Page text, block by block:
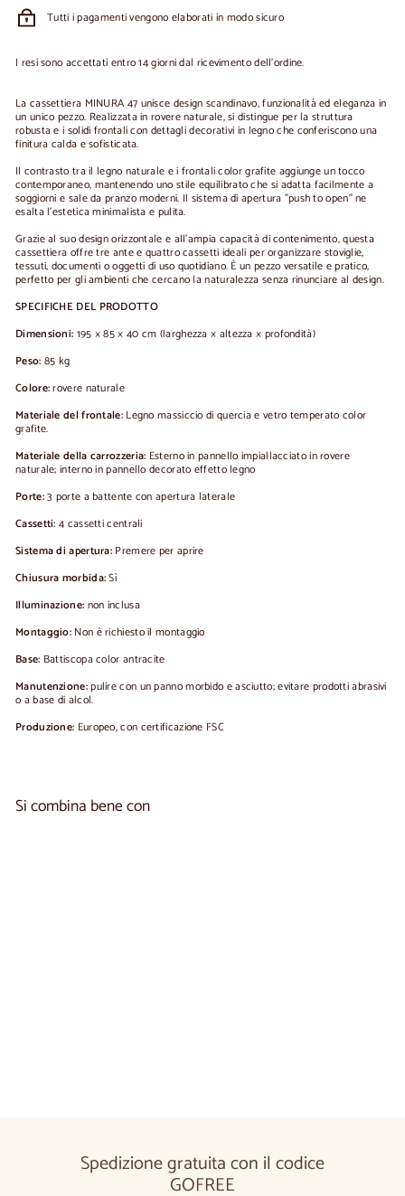
Tutti i pagamenti vengono elaborati in modo sicuro
I resi sono accettati entro 14 giorni dal ricevimento dell'ordine.
La cassettiera MINURA 47 unisce design scandinavo, funzionalità ed eleganza in
un unico pezzo. Realizzata in rovere naturale, si distingue per la struttura
robusta e i solidi frontali con dettagli decorativi in legno che conferiscono una
finitura calda e sofisticata.
Il contrasto tra il legno naturale e i frontali color grafite aggiunge un tocco
contemporaneo, mantenendo uno stile equilibrato che si adatta facilmente a
soggiorni e sale da pranzo moderni. Il sistema di apertura "push to open" ne
esalta l'estetica minimalista e pulita.
Grazie al suo design orizzontale e all'ampia capacità di contenimento, questa
cassettiera offre tre ante e quattro cassetti ideali per organizzare stoviglie,
tessuti, documenti o oggetti di uso quotidiano. È un pezzo versatile e pratico,
perfetto per gli ambienti che cercano la naturalezza senza rinunciare al design.
SPECIFICHE DEL PRODOTTO
Dimensioni: 195 × 85 × 40 cm (larghezza × altezza × profondità)
Peso: 85 kg
Colore:rovere naturale
Materiale del frontale:Legno massiccio di quercia e vetro temperato color
grafite.
Materiale della carrozzeria: Esterno in pannello impiallacciato in rovere
naturale; interno in pannello decorato effetto legno
Porte:3 porte a battente con apertura laterale
Cassetti: 4 cassetti centrali
Sistema di apertura: Premere per aprire
Chiusura morbida:Sì
Illuminazione: non inclusa
Montaggio: Non è richiesto il montaggio
Base: Battiscopa color antracite
Manutenzione:pulire con un panno morbido e asciutto; evitare prodotti abrasivi
o a base di alcol.
Produzione: Europeo, con certificazione FSC
Si combina bene con
Spedizione gratuita con il codice
GOFREE